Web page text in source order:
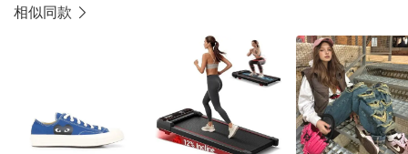
相似同款